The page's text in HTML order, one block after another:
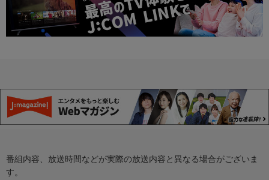
番組内容、放送時間などが実際の放送内容と異なる場合がございま
す。